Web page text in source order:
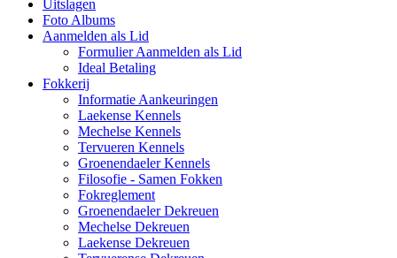
Uitslagen
Foto Albums
Aanmelden als Lid
Formulier Aanmelden als Lid
Ideal Betaling
Fokkerij
Informatie Aankeuringen
Laekense Kennels
Mechelse Kennels
Tervueren Kennels
Groenendaeler Kennels
Filosofie - Samen Fokken
Fokreglement
Groenendaeler Dekreuen
Mechelse Dekreuen
Laekense Dekreuen